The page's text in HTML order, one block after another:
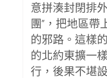
意拼湊封閉排
團”，把地區帶
的邪路。這樣
的北約東擴一
行，後果不堪